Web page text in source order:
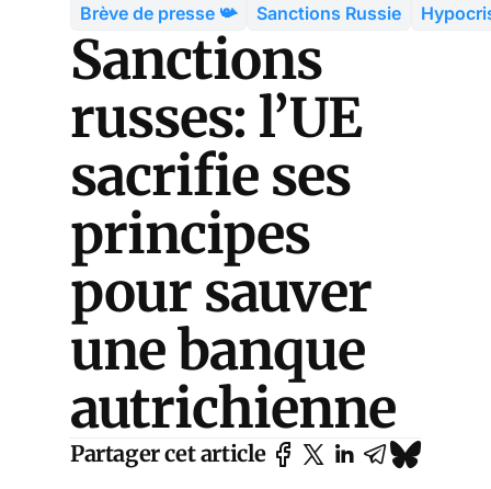
Brève de presse 📯 Sanctions Russie
Sanctions
russes: l’UE
sacrifie ses
principes
pour sauver
une banque
autrichienne
Partager cet article